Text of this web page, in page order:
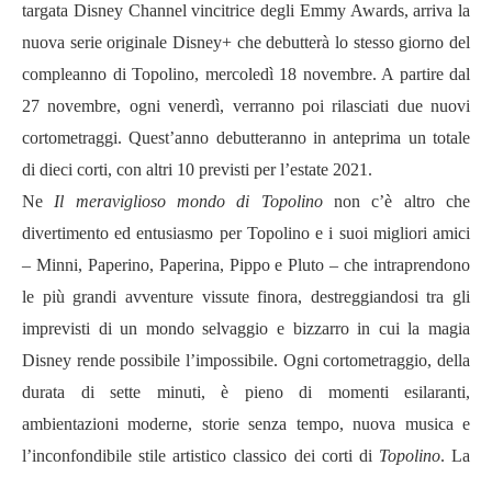
targata Disney Channel vincitrice degli Emmy Awards, arriva la
nuova serie originale Disney+ che debutterà lo stesso giorno del
compleanno di Topolino, mercoledì 18 novembre. A partire dal
27 novembre, ogni venerdì, verranno poi rilasciati due nuovi
cortometraggi. Quest’anno debutteranno in anteprima un totale
di dieci corti, con altri 10 previsti per l’estate 2021.
Ne Il meraviglioso mondo di Topolinonon c’è altro che
divertimento ed entusiasmo per Topolino e i suoi migliori amici
– Minni, Paperino, Paperina, Pippo e Pluto – che intraprendono
le più grandi avventure vissute finora, destreggiandosi tra gli
imprevisti di un mondo selvaggio e bizzarro in cui la magia
Disney rende possibile l’impossibile. Ogni cortometraggio, della
durata di sette minuti, è pieno di momenti esilaranti,
ambientazioni moderne, storie senza tempo, nuova musica e
l’inconfondibile stile artistico classico dei corti di Topolino. La